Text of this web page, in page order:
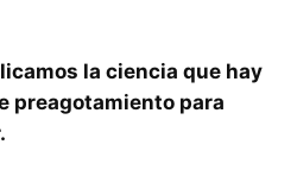
la ciencia que hay
preagotamiento para